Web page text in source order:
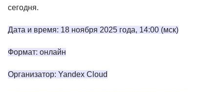
сегодня.
Дата и время: 18 ноября 2025 года, 14:00 (мск)
Формат: онлайн
Организатор: Yandex Cloud